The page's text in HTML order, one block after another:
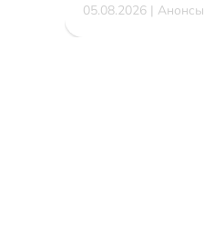
05.08.2026 | Анонсы